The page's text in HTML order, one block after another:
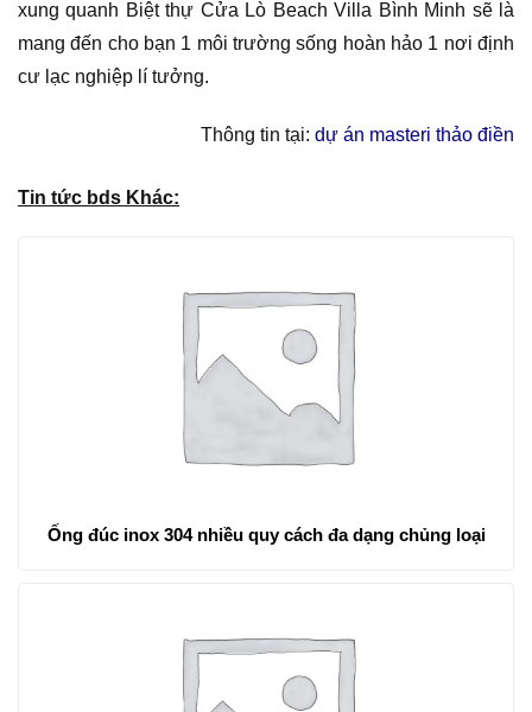
xung quanh Biệt thự Cửa Lò Beach Villa Bình Minh sẽ là
mang đến cho bạn 1 môi trường sống hoàn hảo 1 nơi định
cư lạc nghiệp lí tưởng.
Thông tin tại: dự án masteri thảo điền
Tin tức bds Khác:
Ống đúc inox 304 nhiều quy cách đa dạng chủng loại